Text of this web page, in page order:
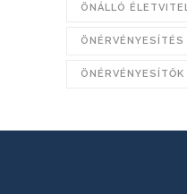
ÖNÁLLÓ ÉLETVITEL
ÖNÉRVÉNYESÍTÉS
ÖNÉRVÉNYESÍTŐK